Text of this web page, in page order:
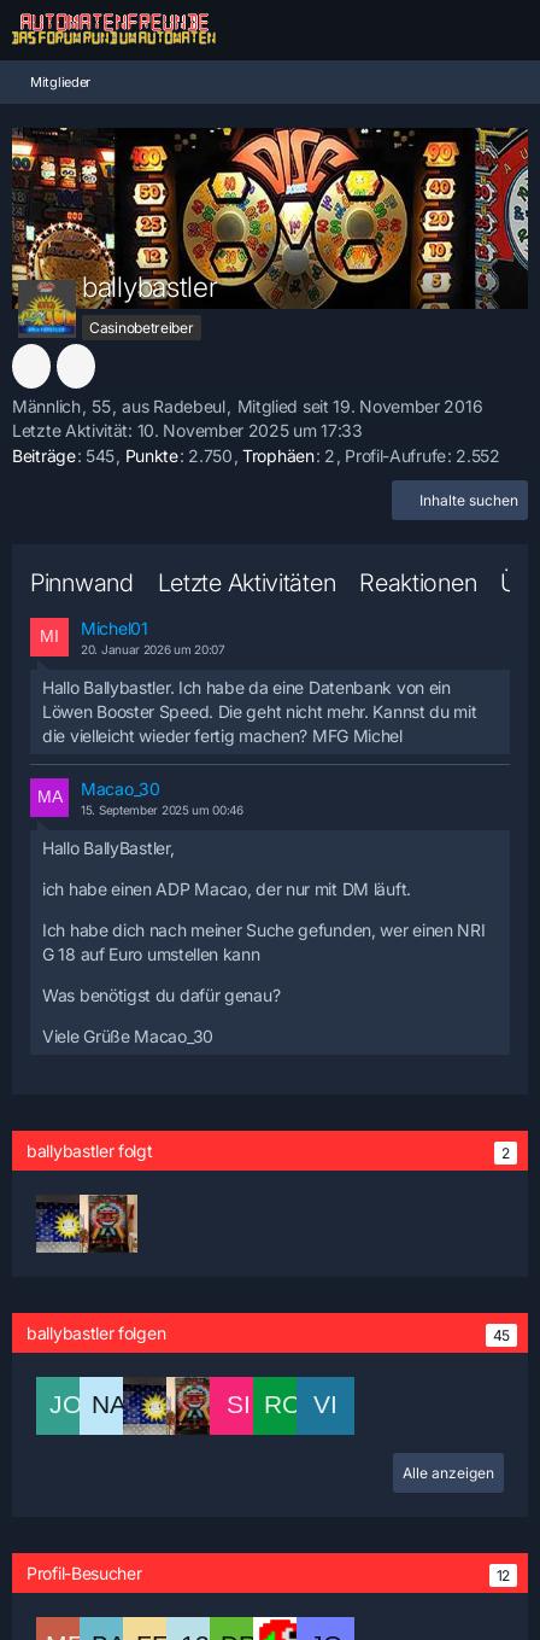
Mitglieder
ballybastler
Casinobetreiber
Männlich 55 aus Radebeul
Mitglied seit 19. November 2016
Letzte Aktivität: 10. November 2025 um 17:33
Beiträge 545 Punkte 2.750 Trophäen 2 Profil-Aufrufe 2.552
Inhalte suchen
Pinnwand Letzte Aktivitäten Reaktionen
Michel01
20. Januar 2026 um 20:07
Hallo Ballybastler. Ich habe da eine Datenbank von ein
Löwen Booster Speed. Die geht nicht mehr. Kannst du mit
die vielleicht wieder fertig machen? MFG Michel
Macao_30
15. September 2025 um 00:46
Hallo BallyBastler,
ich habe einen ADP Macao, der nur mit DM läuft.
Ich habe dich nach meiner Suche gefunden, wer einen NRI
G 18 auf Euro umstellen kann
Was benötigst du dafür genau?
Viele Grüße Macao_30
ballybastler folgt 2
ballybastler folgen 45
Alle anzeigen
Profil-Besucher 12